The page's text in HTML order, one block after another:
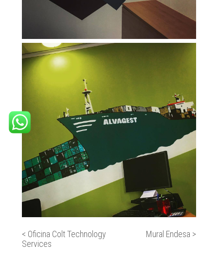
< Oficina Colt Technology
Services
Mural Endesa >